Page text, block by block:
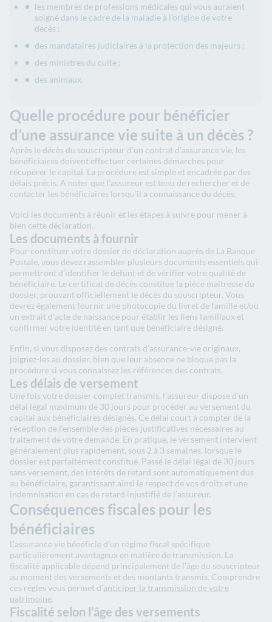
les membres de professions médicales qui vous auraient
soigné dans le cadre de la maladie à l’origine de votre
décès ;
des mandataires judiciaires à la protection des majeurs ;
des ministres du culte ;
des animaux.
Quelle procédure pour bénéficier
d’une assurance vie suite à un décès ?
Après le décès du souscripteur d’un contrat d’assurance vie, les
bénéficiaires doivent effectuer certaines démarches pour
récupérer le capital. La procédure est simple et encadrée par des
délais précis. A noter que l’assureur est tenu de rechercher et de
contacter les bénéficiaires lorsqu’il a connaissance du décès.
Voici les documents à réunir et les étapes à suivre pour mener à
bien cette déclaration.
Les documents à fournir
Pour constituer votre dossier de déclaration auprès de La Banque
Postale, vous devez rassembler plusieurs documents essentiels qui
permettront d’identifier le défunt et de vérifier votre qualité de
bénéficiaire. Le certificat de décès constitue la pièce maîtresse du
dossier, prouvant officiellement le décès du souscripteur. Vous
devrez également fournir une photocopie du livret de famille et/ou
un extrait d’acte de naissance pour établir les liens familiaux et
confirmer votre identité en tant que bénéficiaire désigné.
Enfin, si vous disposez des contrats d’assurance-vie originaux,
joignez-les au dossier, bien que leur absence ne bloque pas la
procédure si vous connaissez les références des contrats.
Les délais de versement
Une fois votre dossier complet transmis, l’assureur dispose d’un
délai légal maximum de 30 jours pour procéder au versement du
capital aux bénéficiaires désignés. Ce délai court à compter de la
réception de l’ensemble des pièces justificatives nécessaires au
traitement de votre demande. En pratique, le versement intervient
généralement plus rapidement, sous 2 à 3 semaines, lorsque le
dossier est parfaitement constitué. Passé le délai légal de 30 jours
sans versement, des intérêts de retard sont automatiquement dus
au bénéficiaire, garantissant ainsi le respect de vos droits et une
indemnisation en cas de retard injustifié de l’assureur.
Conséquences fiscales pour les
bénéficiaires
L’assurance vie bénéficie d’un régime fiscal spécifique
particulièrement avantageux en matière de transmission. La
fiscalité applicable dépend principalement de l’âge du souscripteur
au moment des versements et des montants transmis. Comprendre
ces règles vous permet d’anticiper la transmission de votre
patrimoine.
Fiscalité selon l’âge des versements